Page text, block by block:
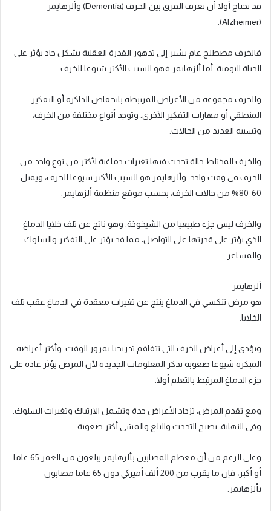
قد تحتاج أولا أن تعرف الفرق بين الخرف (Dementia) وألزهايمر
(Alzheimer).
فالخرف مصطلح عام يشير إلى تدهور القدرة العقلية بشكل حاد يؤثر على
الحياة اليومية. أما ألزهايمر فهو السبب الأكثر شيوعا للخرف.
وللخرف مجموعة من الأعراض المرتبطة بانخفاض الذاكرة أو التفكير
المنطقي أو مهارات التفكير الأخرى. وتوجد أنواع مختلفة من الخرف،
وتسببه العديد من الحالات.
والخرف المختلط حالة تحدث فيها تغيرات دماغية لأكثر من نوع واحد من
الخرف في وقت واحد. وألزهايمر هو السبب الأكثر شيوعا للخرف، ويمثل
60-80% من حالات الخرف، بحسب موقع منظمة ألزهايمر.
والخرف ليس جزء طبيعيا من الشيخوخة. وهو ناتج عن تلف خلايا الدماغ
الذي يؤثر على قدرتها على التواصل، مما قد يؤثر على التفكير والسلوك
والمشاعر.
ألزهايمر
هو مرض تنكسي في الدماغ ينتج عن تغيرات معقدة في الدماغ عقب تلف
الخلايا.
ويؤدي إلى أعراض الخرف التي تتفاقم تدريجيا بمرور الوقت. وأكثر أعراضه
المبكرة شيوعا صعوبة تذكر المعلومات الجديدة لأن المرض يؤثر عادة على
جزء الدماغ المرتبط بالتعلم أولا.
ومع تقدم المرض، تزداد الأعراض حدة وتشمل الارتباك وتغيرات السلوك.
وفي النهاية، يصبح التحدث والبلع والمشي أكثر صعوبة.
وعلى الرغم من أن معظم المصابين بألزهايمر يبلغون من العمر 65 عاما
أو أكبر، فإن ما يقرب من 200 ألف أميركي دون 65 عاما مصابون
بألزهايمر.